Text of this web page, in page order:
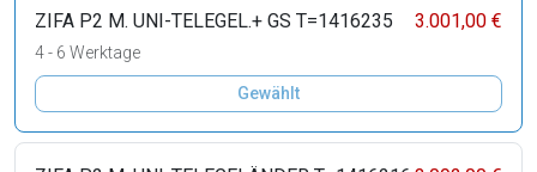
ZIFA P2 M. UNI-TELEGEL.+ GS T=1416235 3.001,00 €
4 - 6 Werktage
Gewählt